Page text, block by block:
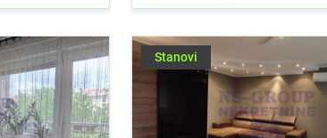
Stanovi